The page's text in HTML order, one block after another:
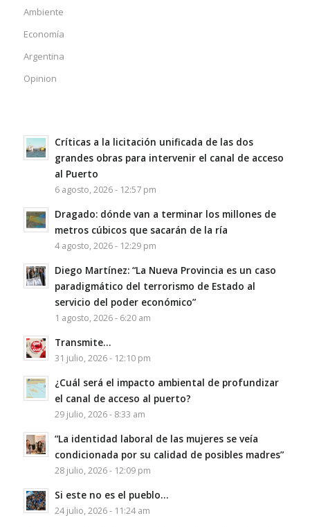
Ambiente
Economía
Argentina
Opinion
Críticas a la licitación unificada de las dos
grandes obras para intervenir el canal de acceso
al Puerto
6 agosto, 2026 - 12:57 pm
Dragado: dónde van a terminar los millones de
metros cúbicos que sacarán de la ría
4 agosto, 2026 - 12:29 pm
Diego Martínez: “La Nueva Provincia es un caso
paradigmático del terrorismo de Estado al
servicio del poder económico”
1 agosto, 2026 - 6:20 am
Transmite…
31 julio, 2026 - 12:10 pm
¿Cuál será el impacto ambiental de profundizar
el canal de acceso al puerto?
29 julio, 2026 - 8:33 am
“La identidad laboral de las mujeres se veía
condicionada por su calidad de posibles madres”
28 julio, 2026 - 12:09 pm
Si este no es el pueblo…
24 julio, 2026 - 11:24 am